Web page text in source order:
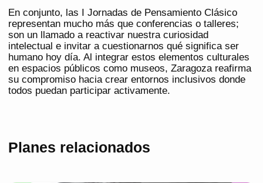
En conjunto, las I Jornadas de Pensamiento Clásico
representan mucho más que conferencias o talleres;
son un llamado a reactivar nuestra curiosidad
intelectual e invitar a cuestionarnos qué significa ser
humano hoy día. Al integrar estos elementos culturales
en espacios públicos como museos, Zaragoza reafirma
su compromiso hacia crear entornos inclusivos donde
todos puedan participar activamente.
Planes relacionados